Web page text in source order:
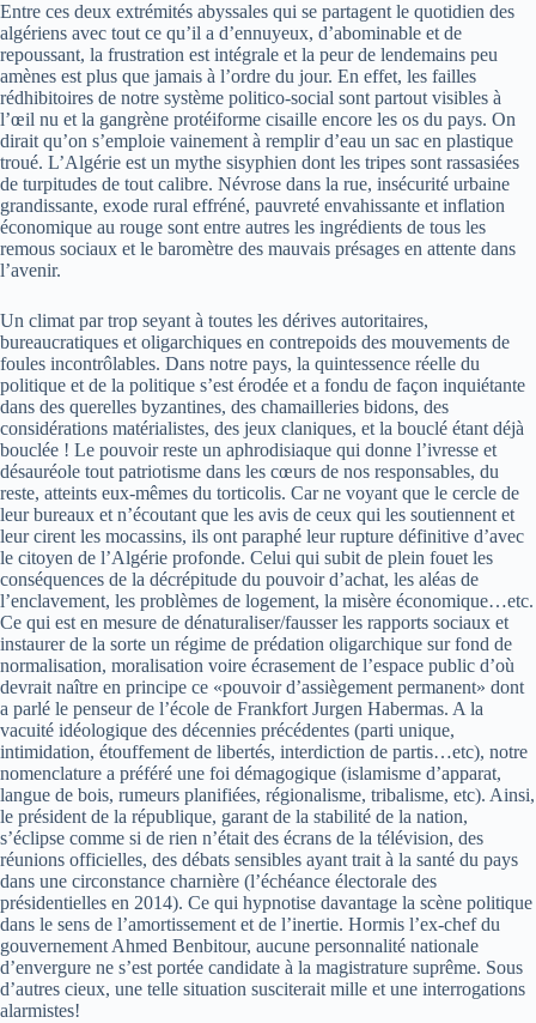
Entre ces deux extrémités abyssales qui se partagent le quotidien des
algériens avec tout ce qu’il a d’ennuyeux, d’abominable et de
repoussant, la frustration est intégrale et la peur de lendemains peu
amènes est plus que jamais à l’ordre du jour. En effet, les failles
rédhibitoires de notre système politico-social sont partout visibles à
l’œil nu et la gangrène protéiforme cisaille encore les os du pays. On
dirait qu’on s’emploie vainement à remplir d’eau un sac en plastique
troué. L’Algérie est un mythe sisyphien dont les tripes sont rassasiées
de turpitudes de tout calibre. Névrose dans la rue, insécurité urbaine
grandissante, exode rural effréné, pauvreté envahissante et inflation
économique au rouge sont entre autres les ingrédients de tous les
remous sociaux et le baromètre des mauvais présages en attente dans
l’avenir.
Un climat par trop seyant à toutes les dérives autoritaires,
bureaucratiques et oligarchiques en contrepoids des mouvements de
foules incontrôlables. Dans notre pays, la quintessence réelle du
politique et de la politique s’est érodée et a fondu de façon inquiétante
dans des querelles byzantines, des chamailleries bidons, des
considérations matérialistes, des jeux claniques, et la bouclé étant déjà
bouclée ! Le pouvoir reste un aphrodisiaque qui donne l’ivresse et
désauréole tout patriotisme dans les cœurs de nos responsables, du
reste, atteints eux-mêmes du torticolis. Car ne voyant que le cercle de
leur bureaux et n’écoutant que les avis de ceux qui les soutiennent et
leur cirent les mocassins, ils ont paraphé leur rupture définitive d’avec
le citoyen de l’Algérie profonde. Celui qui subit de plein fouet les
conséquences de la décrépitude du pouvoir d’achat, les aléas de
l’enclavement, les problèmes de logement, la misère économique…etc.
Ce qui est en mesure de dénaturaliser/fausser les rapports sociaux et
instaurer de la sorte un régime de prédation oligarchique sur fond de
normalisation, moralisation voire écrasement de l’espace public d’où
devrait naître en principe ce «pouvoir d’assiègement permanent» dont
a parlé le penseur de l’école de Frankfort Jurgen Habermas. A la
vacuité idéologique des décennies précédentes (parti unique,
intimidation, étouffement de libertés, interdiction de partis…etc), notre
nomenclature a préféré une foi démagogique (islamisme d’apparat,
langue de bois, rumeurs planifiées, régionalisme, tribalisme, etc). Ainsi,
le président de la république, garant de la stabilité de la nation,
s’éclipse comme si de rien n’était des écrans de la télévision, des
réunions officielles, des débats sensibles ayant trait à la santé du pays
dans une circonstance charnière (l’échéance électorale des
présidentielles en 2014). Ce qui hypnotise davantage la scène politique
dans le sens de l’amortissement et de l’inertie. Hormis l’ex-chef du
gouvernement Ahmed Benbitour, aucune personnalité nationale
d’envergure ne s’est portée candidate à la magistrature suprême. Sous
d’autres cieux, une telle situation susciterait mille et une interrogations
alarmistes!